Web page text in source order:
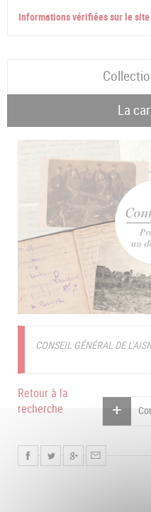
Informations vérifiées sur le
La
CONSEIL GÉNÉRAL DE
Retour à la
recherche